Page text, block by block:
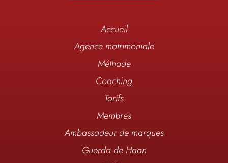
Accueil
Agence matrimoniale
Méthode
Coaching
Tarifs
Membres
Ambassadeur de marques
Guerda de Haan